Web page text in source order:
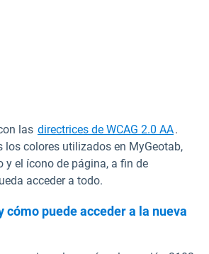
las directrices de WCAG 2.0 AAAbrir
.
colores utilizados en MyGeotab,
y el ícono de página, a fin de
acceder a todo.
cómo puede acceder a la nueva